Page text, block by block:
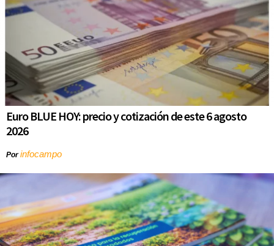
Euro BLUE HOY: precio y cotización de este 6 agosto
2026
Porinfocampo